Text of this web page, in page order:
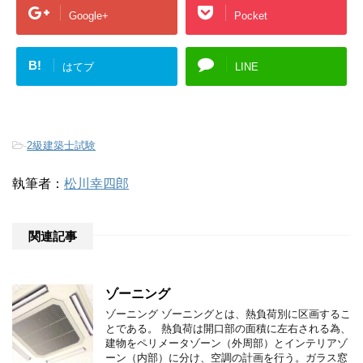
Google+ Pocket
B! はてブ LINE
-2級建築士試験
執筆者： 松川幸四郎
関連記事
ゾーニング
ゾーニング ゾーニングとは、熱負荷別に区画するこ
とである。 熱負荷は開口部の面積に左右される為、
建物をペリメータゾーン（外周部）とインテリアゾ
ーン（内部）に分け、空調の計画を行う。ガラス窓